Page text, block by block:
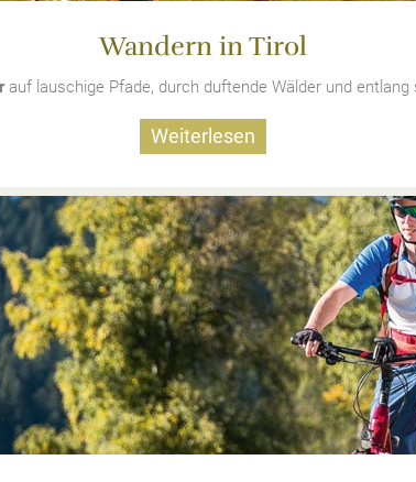
Wandern in Tirol
auf lauschige Pfade, durch duftende Wälder und entlang
Weiterlesen